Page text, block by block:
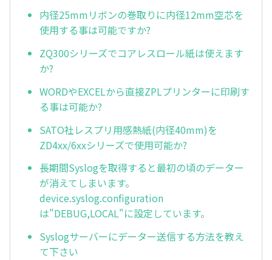
内径25mmリボンの巻取りに内径12mm空芯を
使用する事は可能ですか?
ZQ300シリーズでコアレスロール紙は使えます
か?
WORDやEXCELから直接ZPLプリンターに印刷す
る事は可能か?
SATO社レスプリ用感熱紙(内径40mm)を
ZD4xx/6xxシリーズで使用可能か?
長期間Syslogを取得すると最初の頃のデーター
が消えてしまいます。
device.syslog.configuration
は"DEBUG,LOCAL"に設定しています。
Syslogサーバーにデーター送信する方法を教え
て下さい